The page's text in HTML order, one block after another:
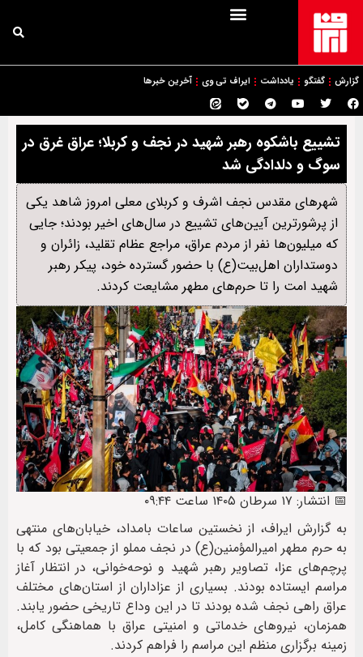
گزارش گفتگو یادداشت ایراف تی وی آخرین خبرها
تشییع باشکوه رهبر شهید در نجف و کربلا؛ عراق غرق در
سوگ و دلدادگی شد
شهرهای مقدس نجف اشرف و کربلای معلی امروز شاهد یکی
از پرشورترین آیین‌های تشییع در سال‌های اخیر بودند؛ جایی
که میلیون‌ها نفر از مردم عراق، مراجع عظام تقلید، زائران و
دوستداران اهل‌بیت(ع) با حضور گسترده خود، پیکر رهبر
شهید امت را تا حرم‌های مطهر مشایعت کردند.
📅 انتشار: ۱۷ سرطان ۱۴۰۵ ساعت ۰۹:۴۴
به گزارش ایراف، از نخستین ساعات بامداد، خیابان‌های منتهی
به حرم مطهر امیرالمؤمنین(ع) در نجف مملو از جمعیتی بود که با
پرچم‌های عزا، تصاویر رهبر شهید و نوحه‌خوانی، در انتظار آغاز
مراسم ایستاده بودند. بسیاری از عزاداران از استان‌های مختلف
عراق راهی نجف شده بودند تا در این وداع تاریخی حضور یابند.
همزمان، نیروهای خدماتی و امنیتی عراق با هماهنگی کامل،
زمینه برگزاری منظم این مراسم را فراهم کردند.